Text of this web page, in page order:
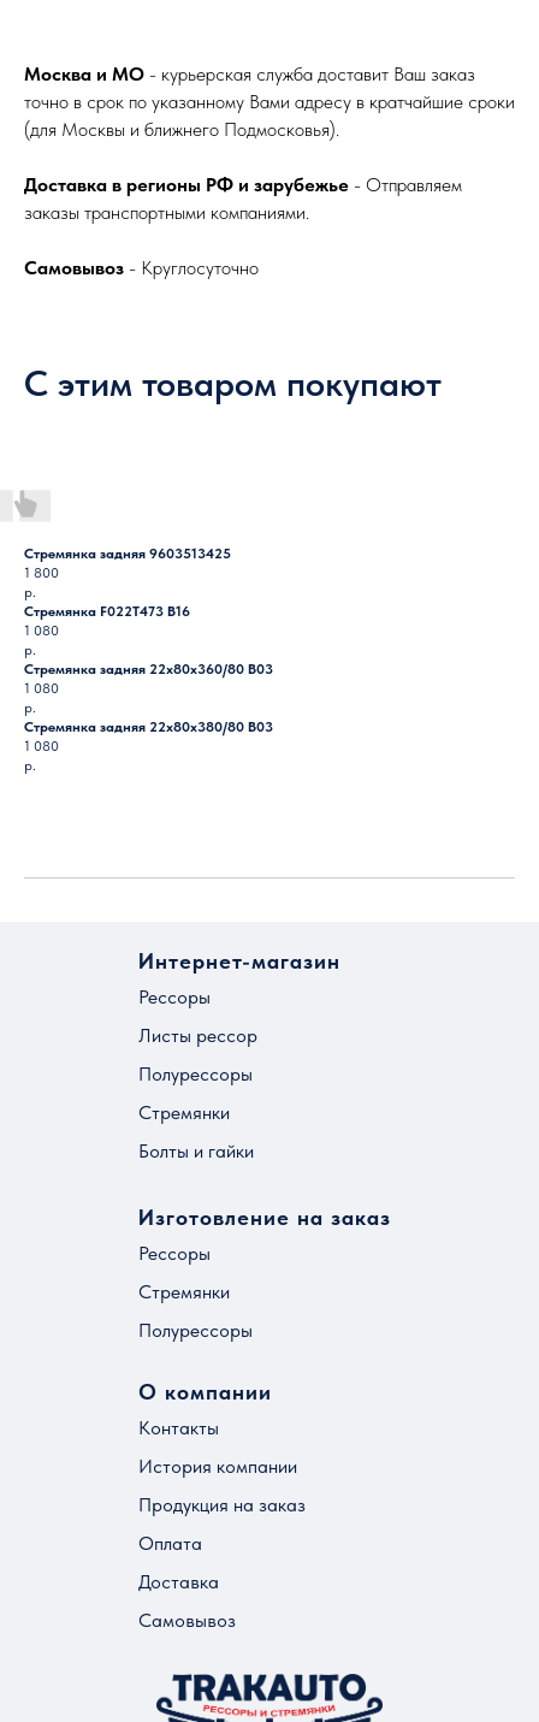
Москва и МО - курьерская служба доставит Ваш заказ
точно в срок по указанному Вами адресу в кратчайшие сроки
(для Москвы и ближнего Подмосковья).
Доставка в регионы РФ и зарубежье - Отправляем
заказы транспортными компаниями.
Самовывоз - Круглосуточно
С этим товаром покупают
Стремянка задняя 9603513425
1 800
р.
Стремянка F022T473 B16
1 080
р.
Стремянка задняя 22х80х360/80 B03
1 080
р.
Стремянка задняя 22х80х380/80 B03
1 080
р.
Интернет-магазин
Рессоры
Листы рессор
Полурессоры
Стремянки
Болты и гайки
Изготовление на заказ
Рессоры
Стремянки
Полурессоры
О компании
Контакты
История компании
Продукция на заказ
Оплата
Доставка
Самовывоз